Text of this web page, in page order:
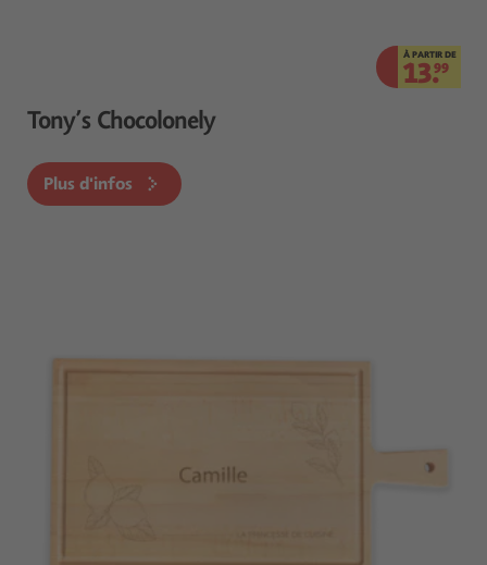
À PARTIR DE
13.99
Tony’s Chocolonely
Plus d'infos